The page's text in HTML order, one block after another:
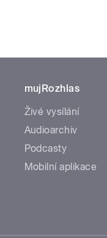
mujRozhlas
Živé vysílání
Audioarchiv
Podcasty
Mobilní aplikace